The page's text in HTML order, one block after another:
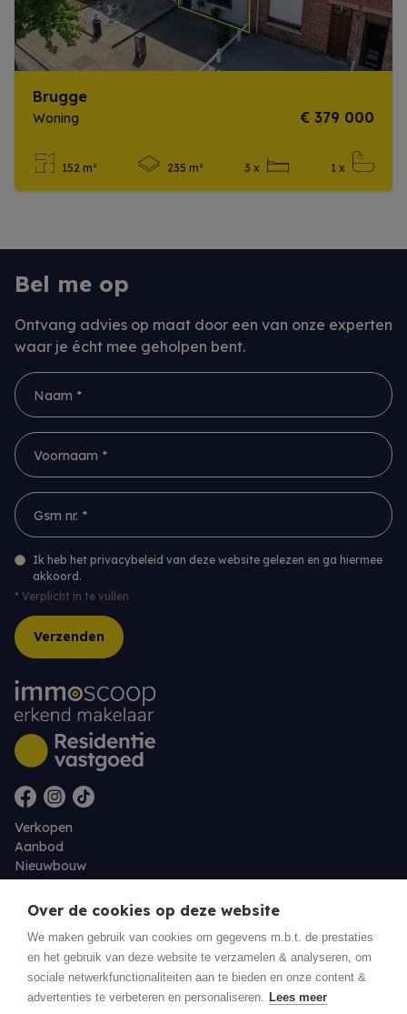
Brugge
Woning € 379 000
152 m² 235 m² 3 x 1 x
Bel me op
Ontvang advies op maat door een van onze experten
waar je écht mee geholpen bent.
Naam *
Voornaam *
Gsm nr. *
Ik heb het privacybeleid van deze website gelezen en ga hiermee
akkoord.
* Verplicht in te vullen
Verzenden
Verkopen
Aanbod
Nieuwbouw
Over ons
Contact
Eigenaarslogin
Over de cookies op deze website
We maken gebruik van cookies om gegevens m.b.t. de prestaties
en het gebruik van deze website te verzamelen & analyseren, om
sociale netwerkfunctionaliteiten aan te bieden en onze content &
advertenties te verbeteren en personaliseren. Lees meer